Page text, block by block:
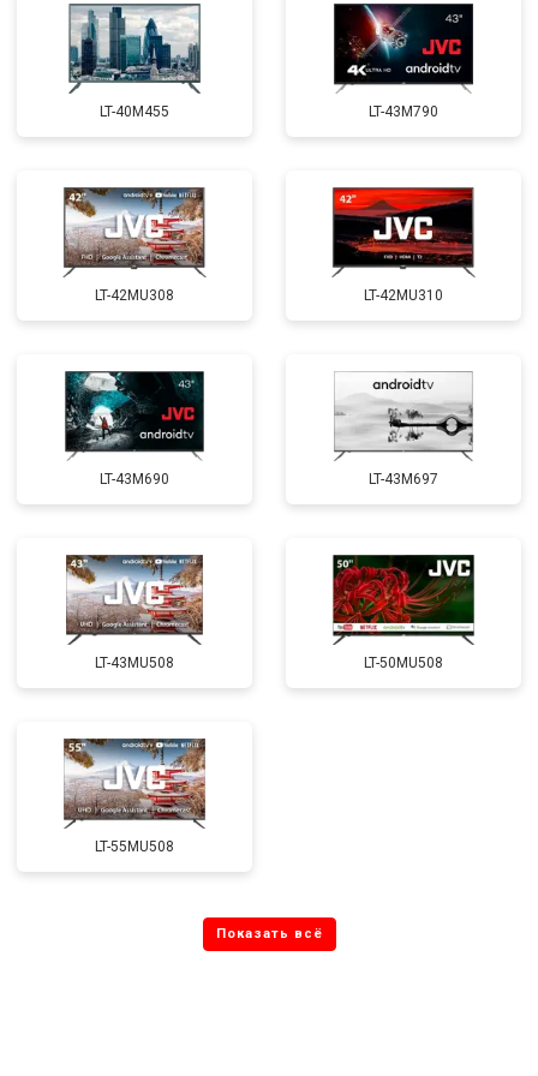
LT-40M455 LT-43M790
LT-42MU308 LT-42MU310
LT-43M690 LT-43M697
LT-43MU508 LT-50MU508
LT-55MU508